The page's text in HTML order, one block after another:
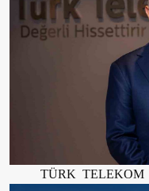
TÜRK TELEKOM